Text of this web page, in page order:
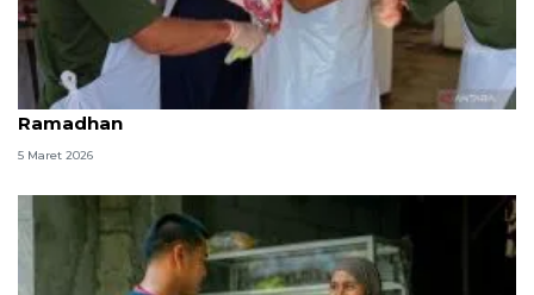
RPH Surabaya obral daging iga di Pasar Murah
Ramadhan
5 Maret 2026